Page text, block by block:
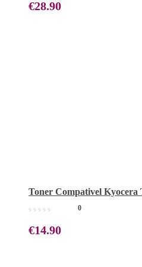
€28.90
Toner Compativel Kyocera
0
€14.90